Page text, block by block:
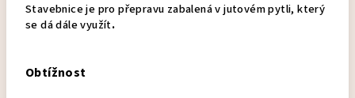
Stavebnice je pro přepravu zabalená v jutovém pytli, který
se dá dále využít.
Obtížnost